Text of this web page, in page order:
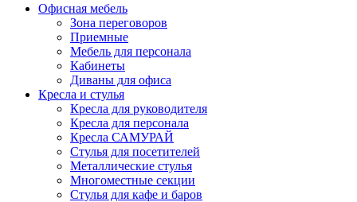
Офисная мебель
Зона переговоров
Приемные
Мебель для персонала
Кабинеты
Диваны для офиса
Кресла и стулья
Кресла для руководителя
Кресла для персонала
Кресла САМУРАЙ
Стулья для посетителей
Металлические стулья
Многоместные секции
Стулья для кафе и баров